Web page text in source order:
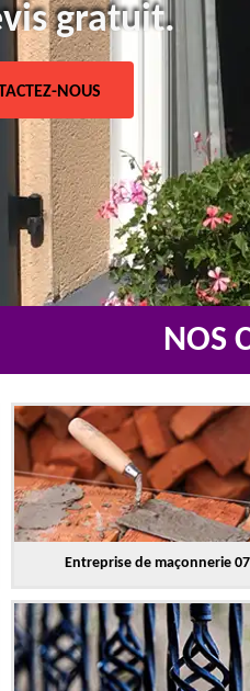
gratuit.
NOUS
NOS
Entreprise de maçonnerie 07